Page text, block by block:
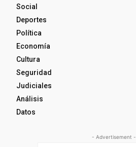
Social
Deportes
Política
Economía
Cultura
Seguridad
Judiciales
Análisis
Datos
- Advertisement -